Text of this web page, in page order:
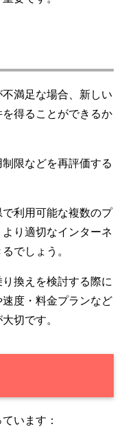
満足な場合、新しい
得ることができるか
限などを再評価する
利用可能な複数のプ
り適切なインターネ
でしょう。
換えを検討する際に
度・料金プランなど
切です。
います：